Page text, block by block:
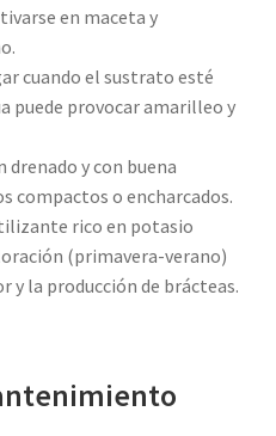
en maceta y
cuando el sustrato esté
puede provocar amarilleo y
drenado y con buena
compactos o encharcados.
rico en potasio
(primavera-verano)
y la producción de brácteas.